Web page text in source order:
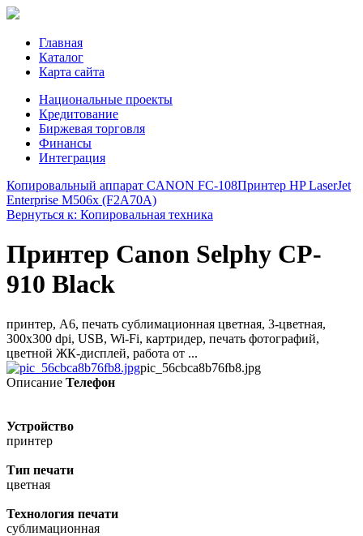
Главная
Каталог
Карта сайта
Национальные проекты
Кредитование
Биржевая торговля
Финансы
Интеграция
Копировальный аппарат CANON FC-108Принтер HP LaserJet
Enterprise M506x (F2A70A)
Вернуться к: Копировальная техника
Принтер Canon Selphy CP-
910 Black
принтер, A6, печать сублимационная цветная, 3-цветная,
300x300 dpi, USB, Wi-Fi, картридер, печать фотографий,
цветной ЖК-дисплей, работа от ...
pic_56cbca8b76fb8.jpg
Описание Телефон
Устройство
принтер
Тип печати
цветная
Технология печати
сублимационная